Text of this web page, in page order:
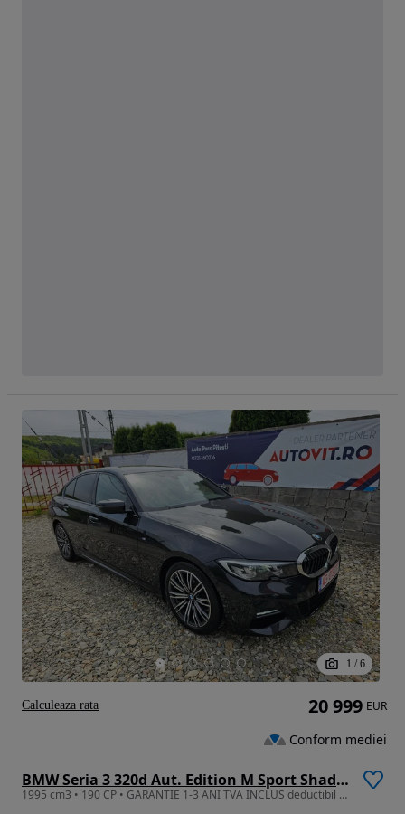
1 / 6
BMW Seria 3 320d Aut. Edition M Sport Shadow
1995 cm3 • 190 CP • GARANTIE 1-3 ANI TVA INCLUS deductibil 190cp M ext/int RATE si LEASING
20 999 EUR
Conform mediei
Calculeaza rata